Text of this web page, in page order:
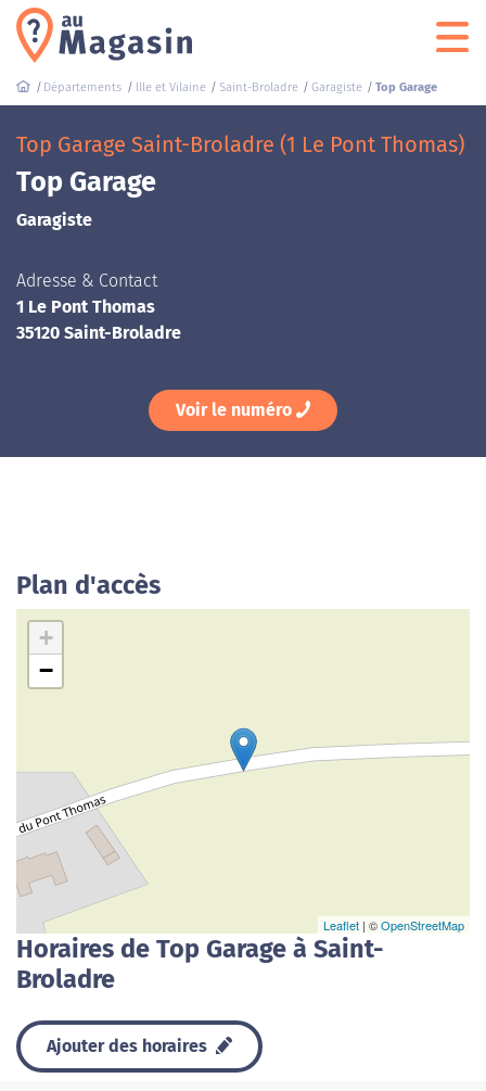
Départements Ille et Vilaine Saint-Broladre Garagiste Top Garage
Top Garage Saint-Broladre (1 Le Pont Thomas)
Top Garage
Garagiste
Adresse & Contact
1 Le Pont Thomas
35120 Saint-Broladre
Voir le numéro
Plan d'accès
+
−
Leaflet | ©OpenStreetMap
Horaires de Top Garage à Saint-
Broladre
Ajouter des horaires